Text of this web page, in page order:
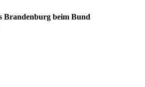
Brandenburg beim Bund